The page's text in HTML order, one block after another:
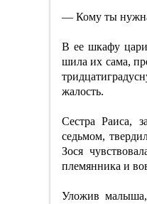
— Кому ты нужна
В ее шкафу
шила их сама,
жалость.
Сестра Раиса,
седьмом,
Зося
племянника и
Уложив